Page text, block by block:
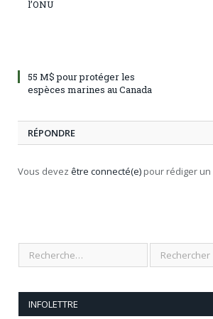
l’ONU
55 M$ pour protéger les
espèces marines au Canada
RÉPONDRE
Vous devez être connecté(e) pour rédiger
INFOLETTRE